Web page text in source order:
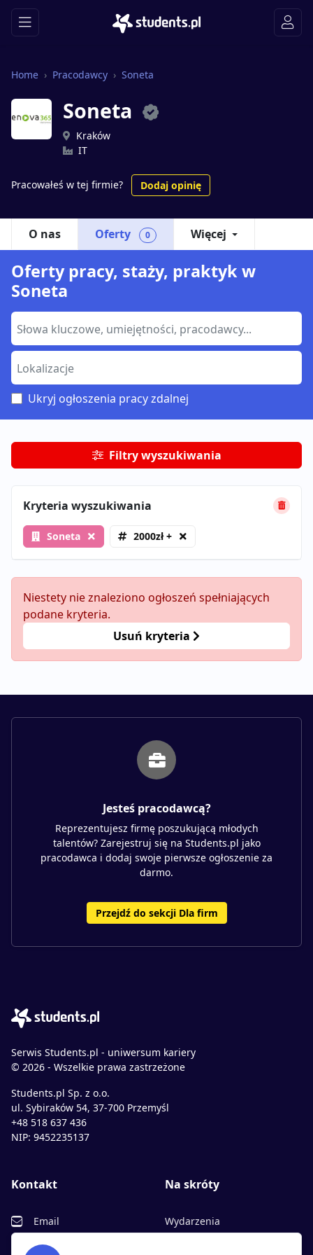
Home Pracodawcy Soneta
Soneta
Kraków
IT
Pracowałeś w tej firmie? Dodaj opinię
O nas Oferty 0 Więcej
Oferty pracy, staży, praktyk w
Soneta
Ukryj ogłoszenia pracy zdalnej
Filtry wyszukiwania
Kryteria wyszukiwania
Soneta 2000zł +
Niestety nie znaleziono ogłoszeń spełniających
podane kryteria.
Usuń kryteria
Jesteś pracodawcą?
Reprezentujesz firmę poszukującą młodych
talentów? Zarejestruj się na Students.pl jako
pracodawca i dodaj swoje pierwsze ogłoszenie za
darmo.
Przejdź do sekcji Dla firm
Serwis Students.pl - uniwersum kariery
© 2026 - Wszelkie prawa zastrzeżone
Students.pl Sp. z o.o.
ul. Sybiraków 54, 37-700 Przemyśl
+48 518 637 436
NIP: 9452235137
Kontakt
Email
Facebook
Na skróty
Wydarzenia